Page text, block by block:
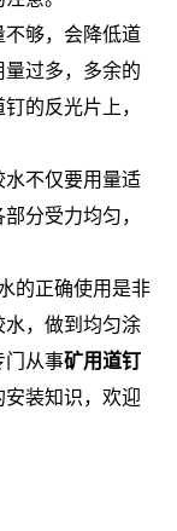
够，会降低道
过多，多余的
的反光片上，
不仅要用量适
分受力均匀，
的正确使用是非
水，做到均匀涂
门从事矿用道钉
装知识，欢迎